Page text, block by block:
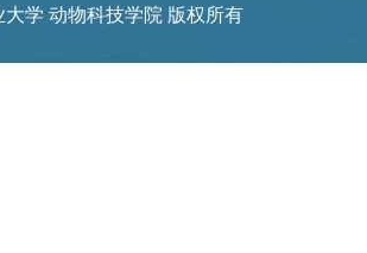
学 动物科技学院 版权所有